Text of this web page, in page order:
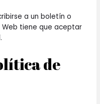
a un boletín o
tiene que aceptar
de